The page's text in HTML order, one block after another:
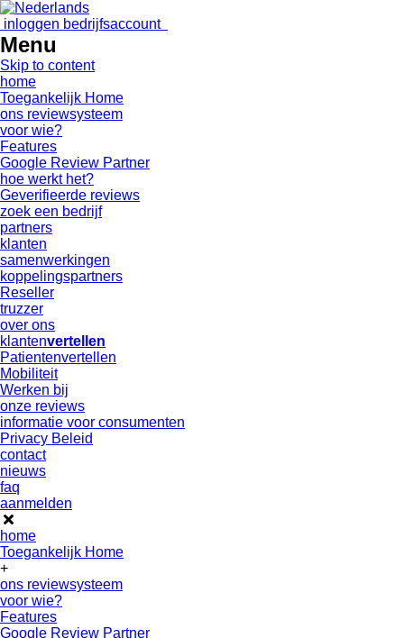
inloggen bedrijfsaccount
Menu
Skip to content
home
Toegankelijk Home
ons reviewsysteem
voor wie?
Features
Google Review Partner
hoe werkt het?
Geverifieerde reviews
zoek een bedrijf
partners
klanten
samenwerkingen
koppelingspartners
Reseller
truzzer
over ons
klantenvertellen
Patientenvertellen
Mobiliteit
Werken bij
onze reviews
informatie voor consumenten
Privacy Beleid
contact
nieuws
faq
aanmelden
home
Toegankelijk Home
+
ons reviewsysteem
voor wie?
Features
Google Review Partner